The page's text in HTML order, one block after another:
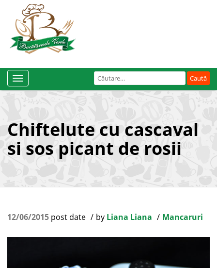
Caută
după:
Toggle
Navigation
Chiftelute cu cascaval
si sos picant de rosii
12/06/2015 post date by Liana Liana Mancaruri